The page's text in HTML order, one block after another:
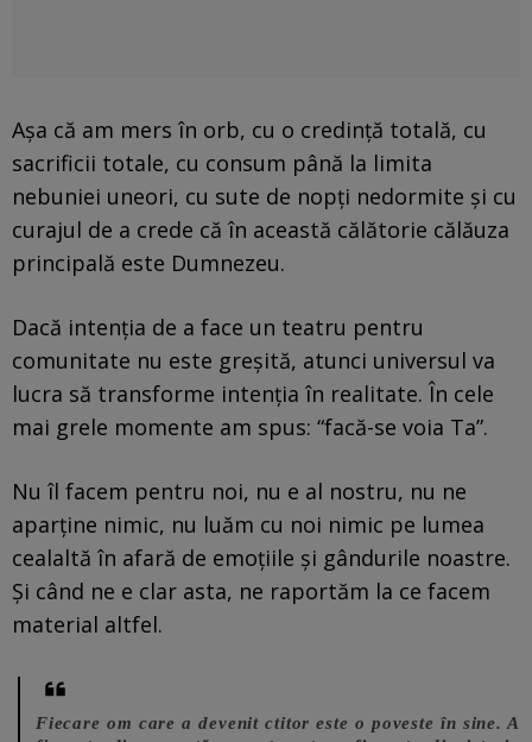
Așa că am mers în orb, cu o credință totală, cu
sacrificii totale, cu consum până la limita
nebuniei uneori, cu sute de nopți nedormite și cu
curajul de a crede că în această călătorie călăuza
principală este Dumnezeu.
Dacă intenția de a face un teatru pentru
comunitate nu este greșită, atunci universul va
lucra să transforme intenția în realitate. În cele
mai grele momente am spus: “facă-se voia Ta”.
Nu îl facem pentru noi, nu e al nostru, nu ne
aparține nimic, nu luăm cu noi nimic pe lumea
cealaltă în afară de emoțiile și gândurile noastre.
Și când ne e clar asta, ne raportăm la ce facem
material altfel.
Fiecare om care a devenit ctitor este o poveste în sine. A